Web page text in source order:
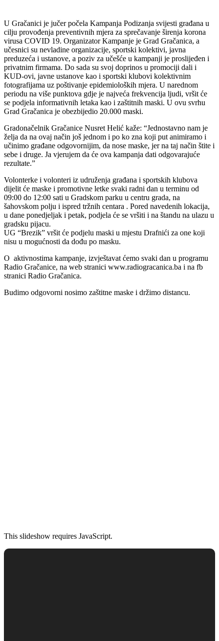
U Gračanici je jučer počela Kampanja Podizanja svijesti građana u
cilju provođenja preventivnih mjera za sprečavanje širenja korona
virusa COVID 19. Organizator Kampanje je Grad Gračanica, a
učesnici su nevladine organizacije, sportski kolektivi, javna
preduzeća i ustanove, a poziv za učešće u kampanji je proslijeđen i
privatnim firmama. Do sada su svoj doprinos u promociji dali i
KUD-ovi, javne ustanove kao i sportski klubovi kolektivnim
fotografijama uz poštivanje epidemioloških mjera. U narednom
periodu na više punktova gdje je najveća frekvencija ljudi, vršit će
se podjela informativnih letaka kao i zaštitnih maski. U ovu svrhu
Grad Gračanica je obezbijedio 20.000 maski.
Gradonačelnik Gračanice Nusret Helić kaže: “Jednostavno nam je
želja da na ovaj način još jednom i po ko zna koji put animiramo i
učinimo građane odgovornijim, da nose maske, jer na taj način štite i
sebe i druge. Ja vjerujem da će ova kampanja dati odgovarajuće
rezultate.”
Volonterke i volonteri iz udruženja građana i sportskih klubova
dijelit će maske i promotivne letke svaki radni dan u terminu od
09:00 do 12:00 sati u Gradskom parku u centru grada, na
šahovskom polju i ispred tržnih centara . Pored navedenih lokacija,
u dane ponedjeljak i petak, podjela će se vršiti i na štandu na ulazu u
gradsku pijacu.
UG “Brezik” vršit će podjelu maski u mjestu Drafnići za one koji
nisu u mogućnosti da dođu po masku.
O aktivnostima kampanje, izvještavat ćemo svaki dan u programu
Radio Gračanice, na web stranici www.radiogracanica.ba i na fb
stranici Radio Gračanica.
Budimo odgovorni nosimo zaštitne maske i držimo distancu.
This slideshow requires JavaScript.